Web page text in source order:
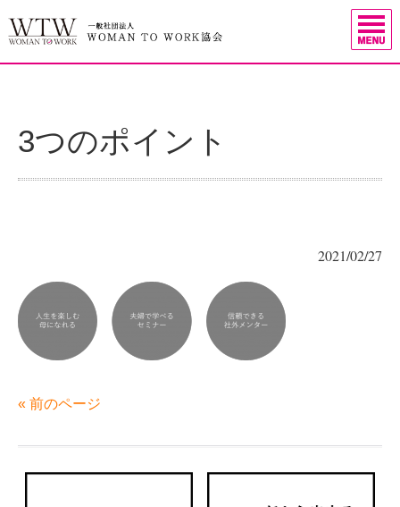
3つのポイント
2021/02/27
« 前のページ